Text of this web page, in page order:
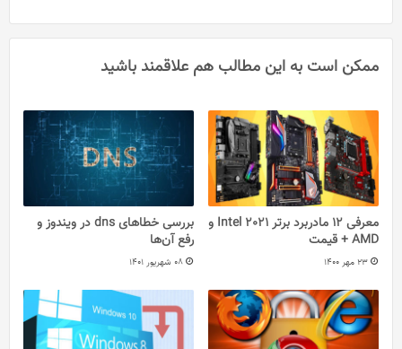
ممکن است به این مطالب هم علاقمند باشید
معرفی 12 مادربرد برتر 2021 Intel و
AMD + قیمت
23 مهر 1400
بررسی خطاهای dns در ویندوز و
رفع آن‌ها
08 شهریور 1401